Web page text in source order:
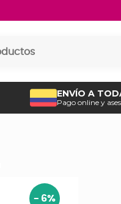
ENVÍO A
Pago online y
- 6%